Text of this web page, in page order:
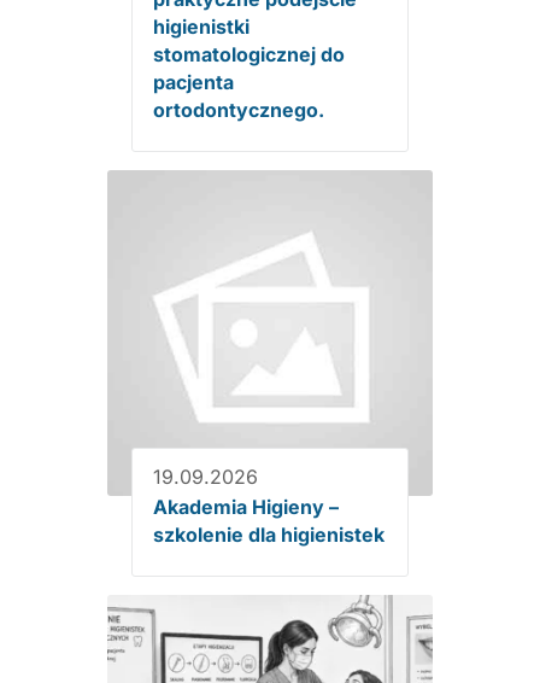
higienistki
stomatologicznej do
pacjenta
ortodontycznego.
19.09.2026
Akademia Higieny –
szkolenie dla higienistek